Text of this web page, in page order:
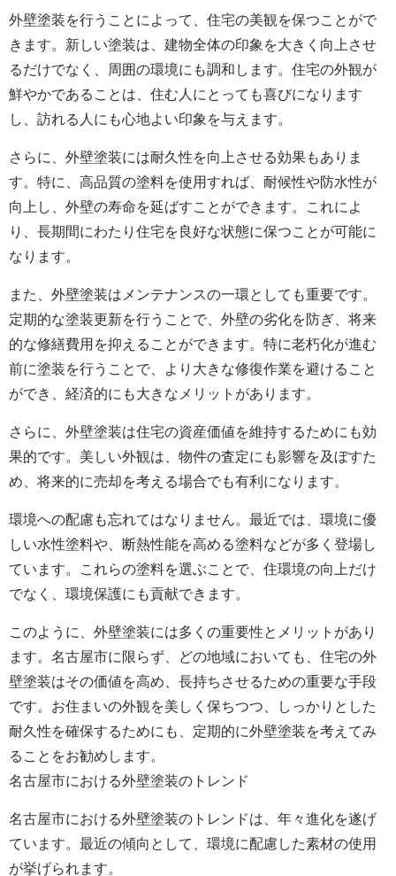
外壁塗装を行うことによって、住宅の美観を保つことがで
きます。新しい塗装は、建物全体の印象を大きく向上させ
るだけでなく、周囲の環境にも調和します。住宅の外観が
鮮やかであることは、住む人にとっても喜びになります
し、訪れる人にも心地よい印象を与えます。
さらに、外壁塗装には耐久性を向上させる効果もありま
す。特に、高品質の塗料を使用すれば、耐候性や防水性が
向上し、外壁の寿命を延ばすことができます。これによ
り、長期間にわたり住宅を良好な状態に保つことが可能に
なります。
また、外壁塗装はメンテナンスの一環としても重要です。
定期的な塗装更新を行うことで、外壁の劣化を防ぎ、将来
的な修繕費用を抑えることができます。特に老朽化が進む
前に塗装を行うことで、より大きな修復作業を避けること
ができ、経済的にも大きなメリットがあります。
さらに、外壁塗装は住宅の資産価値を維持するためにも効
果的です。美しい外観は、物件の査定にも影響を及ぼすた
め、将来的に売却を考える場合でも有利になります。
環境への配慮も忘れてはなりません。最近では、環境に優
しい水性塗料や、断熱性能を高める塗料などが多く登場し
ています。これらの塗料を選ぶことで、住環境の向上だけ
でなく、環境保護にも貢献できます。
このように、外壁塗装には多くの重要性とメリットがあり
ます。名古屋市に限らず、どの地域においても、住宅の外
壁塗装はその価値を高め、長持ちさせるための重要な手段
です。お住まいの外観を美しく保ちつつ、しっかりとした
耐久性を確保するためにも、定期的に外壁塗装を考えてみ
ることをお勧めします。
名古屋市における外壁塗装のトレンド
名古屋市における外壁塗装のトレンドは、年々進化を遂げ
ています。最近の傾向として、環境に配慮した素材の使用
が挙げられます。